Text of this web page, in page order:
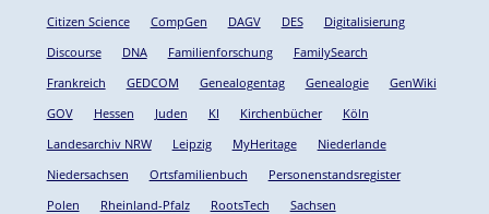
Citizen Science
CompGen DAGV DES
Digitalisierung
Discourse
DNA Familienforschung
FamilySearch
Frankreich
GEDCOM Genealogentag Genealogie
GenWiki
GOV
Hessen Juden KI Kirchenbücher
Köln
Landesarchiv NRW
Leipzig MyHeritage
Niederlande
Niedersachsen
Ortsfamilienbuch
Personenstandsregister
Polen
Rheinland-Pfalz RootsTech
Sachsen